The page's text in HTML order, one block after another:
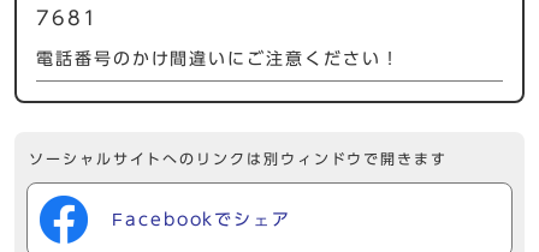
7681
電話番号のかけ間違いにご注意ください！
ソーシャルサイトへのリンクは別ウィンドウで開きます
Facebookでシェア